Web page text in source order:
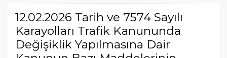
12.02.2026 Tarih ve 7574 Sayılı
Karayolları Trafik Kanununda
Değişiklik Yapılmasına Dair